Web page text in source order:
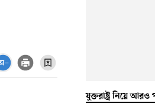
যুক্তরাষ্ট্র নিয়ে